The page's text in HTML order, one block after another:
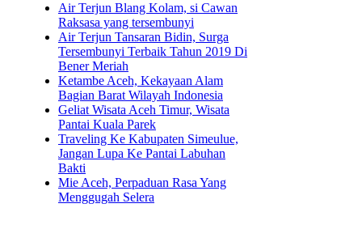
Air Terjun Blang Kolam, si Cawan
Raksasa yang tersembunyi
Air Terjun Tansaran Bidin, Surga
Tersembunyi Terbaik Tahun 2019 Di
Bener Meriah
Ketambe Aceh, Kekayaan Alam
Bagian Barat Wilayah Indonesia
Geliat Wisata Aceh Timur, Wisata
Pantai Kuala Parek
Traveling Ke Kabupaten Simeulue,
Jangan Lupa Ke Pantai Labuhan
Bakti
Mie Aceh, Perpaduan Rasa Yang
Menggugah Selera